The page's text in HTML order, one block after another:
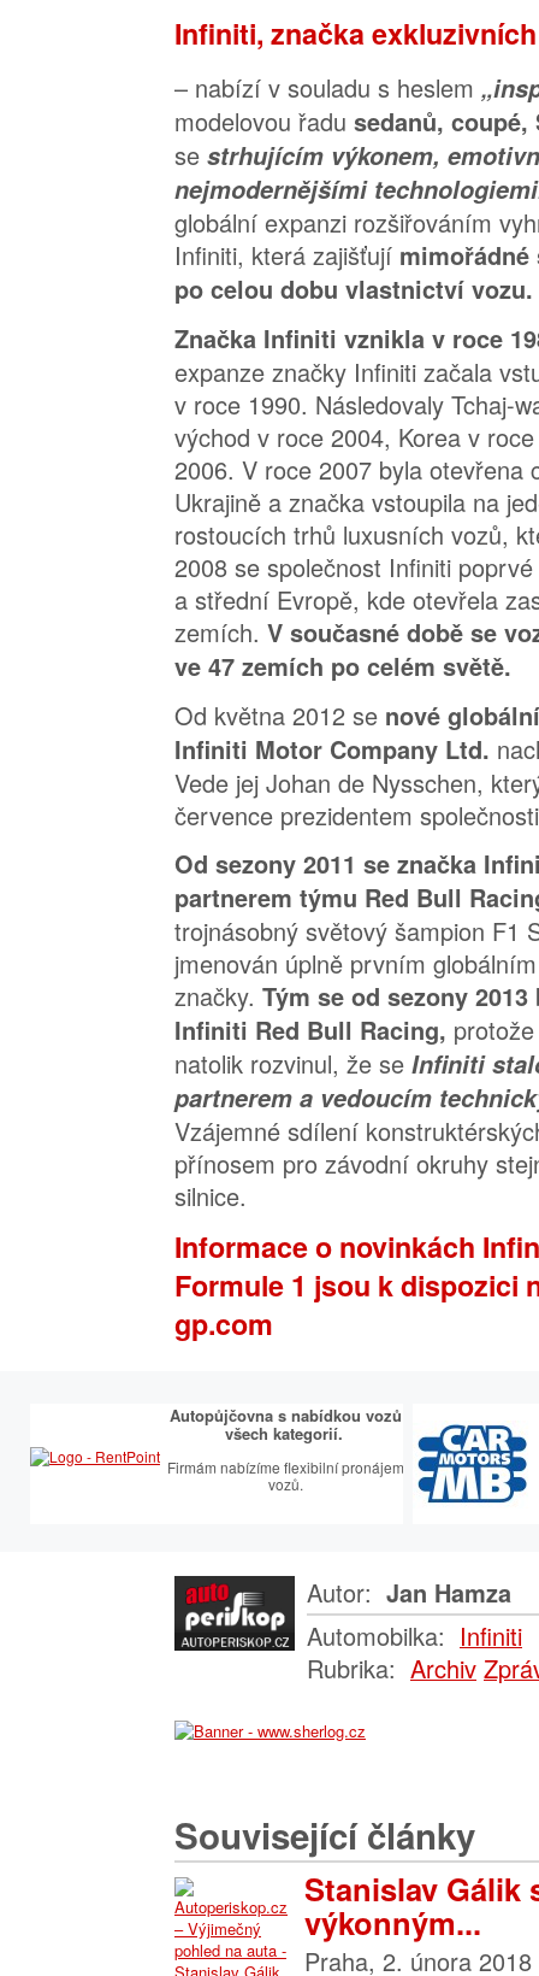
Infiniti, značka
– nabízí v souladu s heslem
modelovou řadu sedanů, coupé,
se strhujícím výkonem,
nejmodernějšími
globální expanzi rozšiřováním
Infiniti, která zajišťují mimořádné
po celou dobu vlastnictví vozu.
Značka Infiniti vznikla v roce
expanze značky Infiniti začala
v roce 1990. Následovaly Tchaj-
východ v roce 2004, Korea v
2006. V roce 2007 byla otevřena
Ukrajině a značka vstoupila na
rostoucích trhů luxusních vozů,
2008 se společnost Infiniti
a střední Evropě, kde otevřela
zemích. V současné době se
ve 47 zemích po celém světě.
Od května 2012 se nové
Infiniti Motor Company Ltd.
Vede jej Johan de Nysschen,
července prezidentem
Od sezony 2011 se značka
partnerem týmu Red Bull
trojnásobný světový šampion F1
jmenován úplně prvním
značky. Tým se od sezony
Infiniti Red Bull Racing,
natolik rozvinul, že se Infiniti
partnerem a vedoucím
Vzájemné sdílení
přínosem pro závodní okruhy
silnice.
Informace o novinkách
Formule 1 jsou k dispozici
gp.com
Autopůjčovna s nabídkou vozů
všech kategorií.
Firmám nabízíme flexibilní pronájem
vozů.
Autor: Jan Hamza
Automobilka: Infiniti
Rubrika: Archiv
Související články
Stanislav Gálik
výkonným...
Praha, 2. února